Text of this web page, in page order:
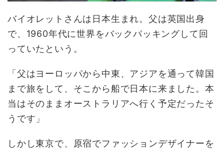
バイオレットさんは日本生まれ。父は英国出身
で、1960年代に世界をバックパッキングして回
っていたという。
「父はヨーロッパから中東、アジアを通って韓国
まで旅をして、そこから船で日本に来ました。本
当はそのままオーストラリアへ行く予定だったそ
うです」
しかし東京で、原宿でファッションデザイナーを